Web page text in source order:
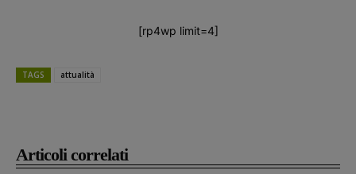
Articoli correlati
[rp4wp limit=4]
TAGS attualità